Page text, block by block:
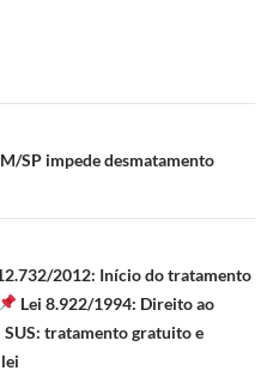
SP impede desmatamento
2012: Início do tratamento
Lei 8.922/1994: Direito ao
SUS: tratamento gratuito e